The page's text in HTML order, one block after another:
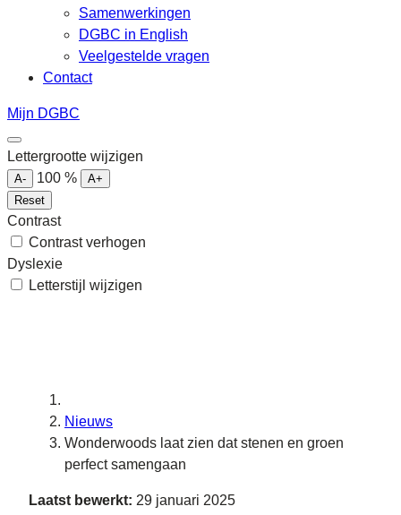
Samenwerkingen
DGBC in English
Veelgestelde vragen
Contact
Mijn DGBC
Lettergrootte wijzigen
A- 100 %
A+
Reset
Contrast
Contrast verhogen
Dyslexie
Letterstijl wijzigen
Nieuws
Wonderwoods laat zien dat stenen en groen
perfect samengaan
Laatst bewerkt: 29 januari 2025